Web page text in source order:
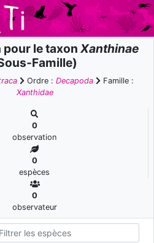
le taxon Xanthinae
Famille)
Ordre : Decapoda
Famille :
Xanthidae
0
observation
0
espèces
0
observateur